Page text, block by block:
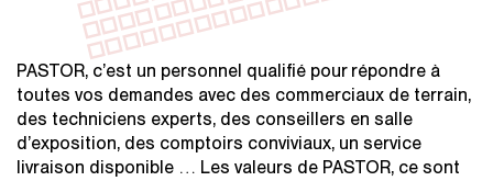
PASTOR, c’est un personnel qualifié pour répondre à
toutes vos demandes avec des commerciaux de terrain,
des techniciens experts, des conseillers en salle
d’exposition, des comptoirs conviviaux, un service
livraison disponible … Les valeurs de PASTOR, ce sont